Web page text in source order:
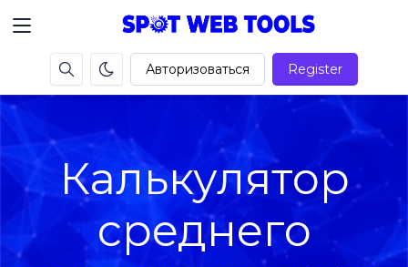
Авторизоваться Register
Калькулятор
среднего